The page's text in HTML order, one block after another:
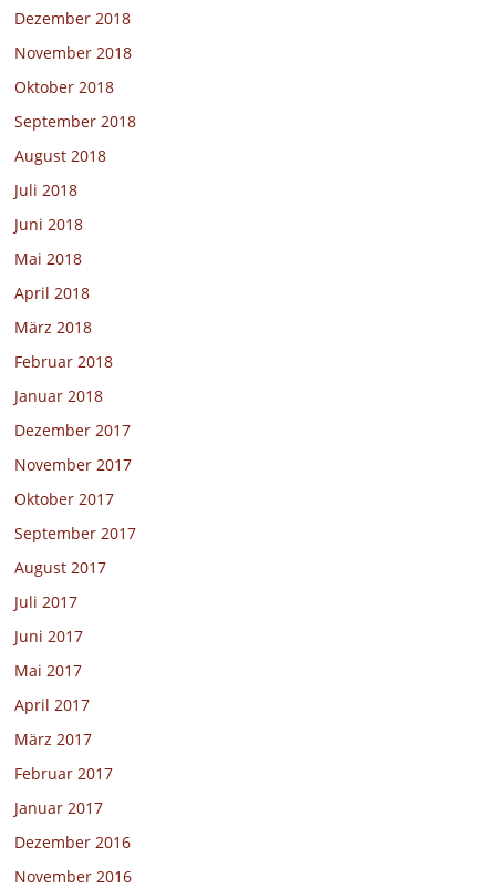
Dezember 2018
November 2018
Oktober 2018
September 2018
August 2018
Juli 2018
Juni 2018
Mai 2018
April 2018
März 2018
Februar 2018
Januar 2018
Dezember 2017
November 2017
Oktober 2017
September 2017
August 2017
Juli 2017
Juni 2017
Mai 2017
April 2017
März 2017
Februar 2017
Januar 2017
Dezember 2016
November 2016